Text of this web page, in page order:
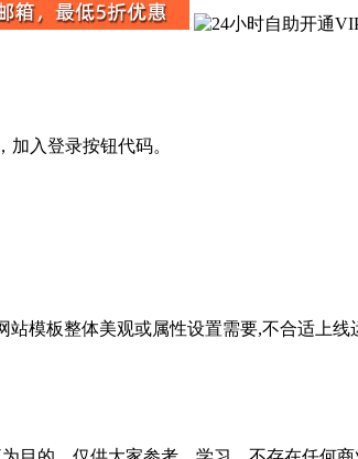
入登录按钮代码。
模板整体美观或属性设置需要,不合适上